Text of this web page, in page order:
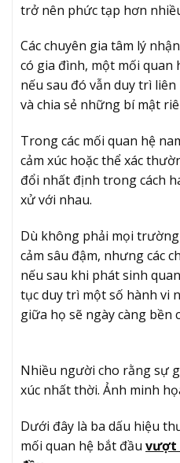
trở nên phức tạp hơn
Các chuyên gia tâm lý
có gia đình, một mối quan
nếu sau đó vẫn duy trì
và chia sẻ những bí mật
Trong các mối quan hệ
cảm xúc hoặc thể xác
đổi nhất định trong cách
xử với nhau.
Dù không phải mọi
cảm sâu đậm, nhưng các
nếu sau khi phát sinh
tục duy trì một số hành vi
giữa họ sẽ ngày càng bền
Nhiều người cho rằng sự
xúc nhất thời. Ảnh minh
Dưới đây là ba dấu hiệu
mối quan hệ bắt đầu vượt